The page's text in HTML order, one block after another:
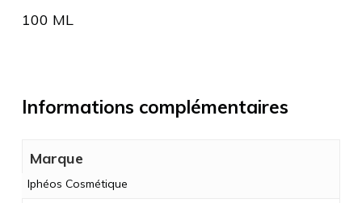
100 ML
Informations complémentaires
Marque
Iphéos Cosmétique